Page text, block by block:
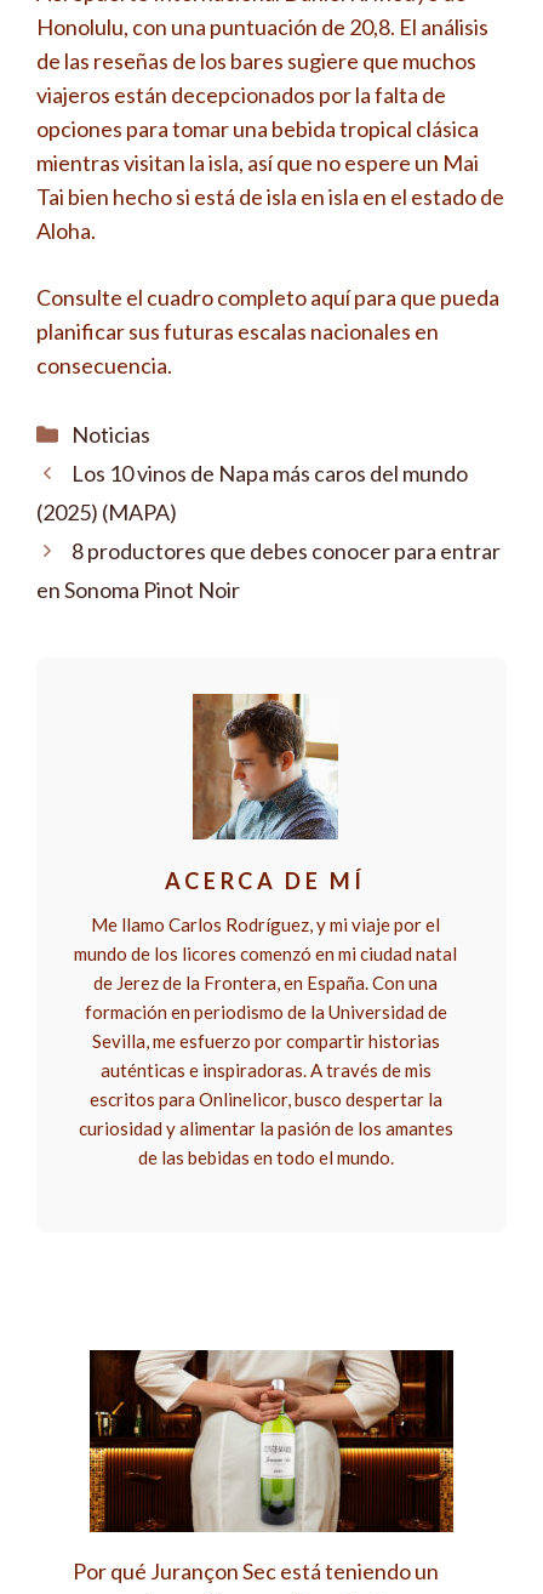
Honolulu, con una puntuación de 20,8. El análisis
de las reseñas de los bares sugiere que muchos
viajeros están decepcionados por la falta de
opciones para tomar una bebida tropical clásica
mientras visitan la isla, así que no espere un Mai
Tai bien hecho si está de isla en isla en el estado de
Aloha.
Consulte el cuadro completo aquí para que pueda
planificar sus futuras escalas nacionales en
consecuencia.
Categorías
Noticias
Los 10 vinos de Napa más caros del mundo
(2025) (MAPA)
8 productores que debes conocer para entrar
en Sonoma Pinot Noir
ACERCA DE MÍ
Me llamo Carlos Rodríguez, y mi viaje por el
mundo de los licores comenzó en mi ciudad natal
de Jerez de la Frontera, en España. Con una
formación en periodismo de la Universidad de
Sevilla, me esfuerzo por compartir historias
auténticas e inspiradoras. A través de mis
escritos para Onlinelicor, busco despertar la
curiosidad y alimentar la pasión de los amantes
de las bebidas en todo el mundo.
Por qué Jurançon Sec está teniendo un